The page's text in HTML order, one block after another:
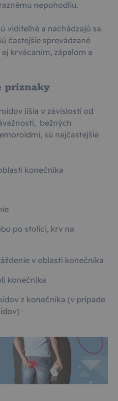
nepohodliu.
viditeľné a nachádzajú sa
častejšie sprevádzané
krvácaním, zápalom a
príznaky
líšia v závislosti od
bežných
sú najčastejšie
konečníka
po stolici, krv na
v oblasti konečníka
konečníka
z konečníka (v prípade